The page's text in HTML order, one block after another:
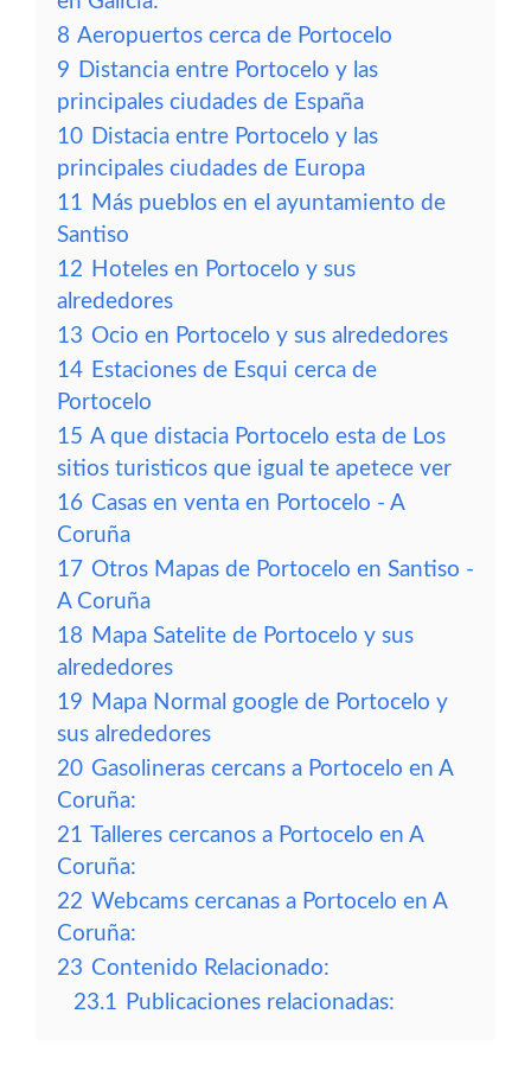
8 Aeropuertos cerca de Portocelo
9 Distancia entre Portocelo y las
principales ciudades de España
10 Distacia entre Portocelo y las
principales ciudades de Europa
11 Más pueblos en el ayuntamiento de
Santiso
12 Hoteles en Portocelo y sus
alrededores
13 Ocio en Portocelo y sus alrededores
14 Estaciones de Esqui cerca de
Portocelo
15 A que distacia Portocelo esta de Los
sitios turisticos que igual te apetece ver
16 Casas en venta en Portocelo - A
Coruña
17 Otros Mapas de Portocelo en Santiso -
A Coruña
18 Mapa Satelite de Portocelo y sus
alrededores
19 Mapa Normal google de Portocelo y
sus alrededores
20 Gasolineras cercans a Portocelo en A
Coruña:
21 Talleres cercanos a Portocelo en A
Coruña:
22 Webcams cercanas a Portocelo en A
Coruña:
23 Contenido Relacionado:
23.1 Publicaciones relacionadas: